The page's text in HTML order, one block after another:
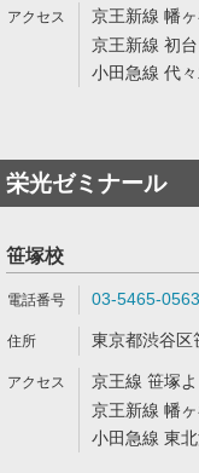
京王新線 幡
京王新線 初
小田急線 代
栄光ゼミナール
笹塚校
03-5465-0563
東京都渋谷区
京王線 笹塚
京王新線 幡
小田急線 東